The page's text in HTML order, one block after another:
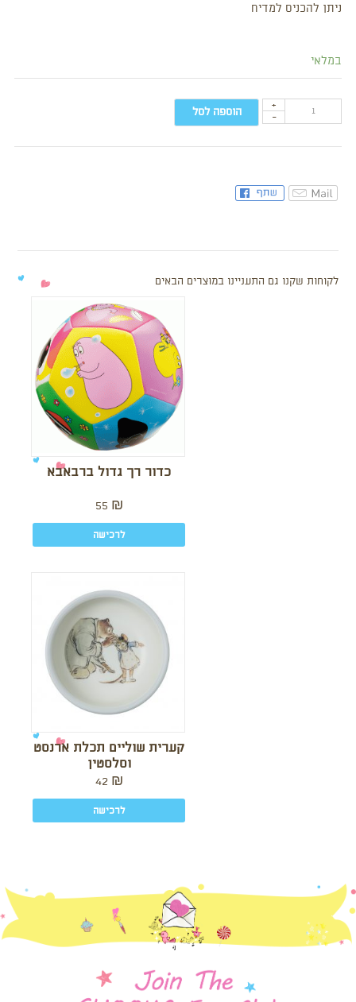
ניתן להכניס למדיח
במלאי
-
+ הוספה לסל
לקוחות שקנו גם התעניינו במוצרים הבאים
כדור רך גדול ברבאבא
55 ₪
לרכישה
קערית שוליים תכלת ארנסט
וסלסטין
42 ₪
לרכישה